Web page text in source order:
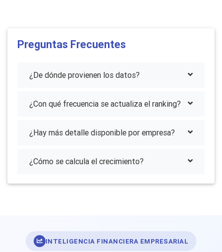
Preguntas Frecuentes
¿De dónde provienen los datos?
¿Con qué frecuencia se actualiza el ranking?
¿Hay más detalle disponible por empresa?
¿Cómo se calcula el crecimiento?
INTELIGENCIA FINANCIERA EMPRESARIAL